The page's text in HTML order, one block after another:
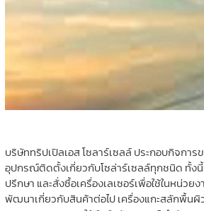
บริษัททริปเปิลเอส โซลาร์เซลล์ ประกอบกิจการ
อุปกรณ์ติดตั้งเกี่ยวกับโซล่าร์เซลล์ทุกชนิด ทั้ง
ปรึกษา และสั่งซื้อเครื่องเลเซอร์เพื่อใช้ในหน่วย
พัฒนาเกี่ยวกับสินค้าต่อไป เครื่องแกะสลักพื้นผิ